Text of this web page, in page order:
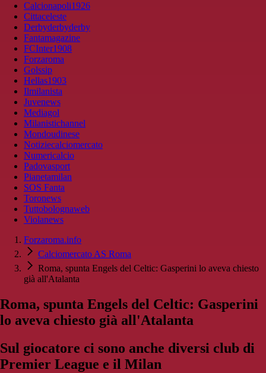
Calcionapoli1926
Cittaceleste
Derbyderbyderby
Fantamagazine
FCInter1908
Forzaroma
Golssip
Hellas1903
Ilmilanista
Juvenews
Mediagol
Milanistichannel
Mondoudinese
Notiziecalciomercato
Numericalcio
Padovasport
Pianetamilan
SOS Fanta
Toronews
Tuttobolognaweb
Violanews
Forzaroma.info
Calciomercato AS Roma
Roma, spunta Engels del Celtic: Gasperini lo aveva chiesto
già all'Atalanta
Roma, spunta Engels del Celtic: Gasperini
lo aveva chiesto già all'Atalanta
Sul giocatore ci sono anche diversi club di
Premier League e il Milan